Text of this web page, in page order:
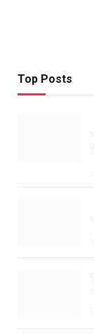
Top Posts